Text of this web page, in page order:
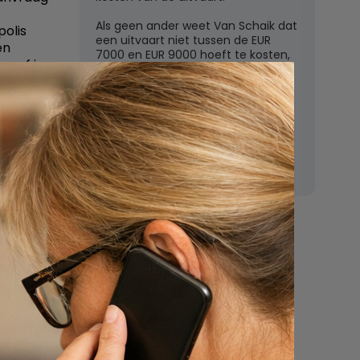
of je
Als geen ander weet Van Schaik dat
een uitvaart niet tussen de EUR
7000 en EUR 9000 hoeft te kosten,
zoals de grote uitvaartverzekeraars
vaak beweren. In deze rubriek
beantwoordt Van Schaik vragen
over uitvaartkosten en financiele
dekking.
Nu
een uitvaart
regelen
Beschrijf uw wensen